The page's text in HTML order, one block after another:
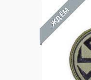
ЖДЁМ